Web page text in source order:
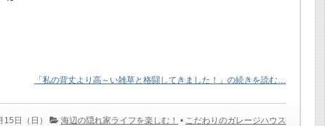
「私の背丈より高～い雑草と格闘してきました！」の続きを読む…
日（日） 海辺の隠れ家ライフを楽しむ！ • こだわりのガレージハウス